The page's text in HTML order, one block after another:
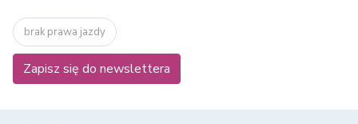
brak prawa jazdy
Zapisz się do newslettera